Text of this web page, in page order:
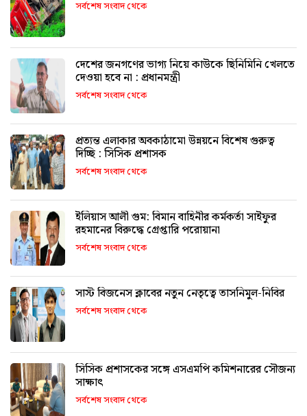
সর্বশেষ সংবাদ থেকে
দেশের জনগণের ভাগ্য নিয়ে কাউকে ছিনিমিনি খেলতে
দেওয়া হবে না : প্রধানমন্ত্রী
সর্বশেষ সংবাদ থেকে
প্রত্যন্ত এলাকার অবকাঠামো উন্নয়নে বিশেষ গুরুত্ব
দিচ্ছি : সিসিক প্রশাসক
সর্বশেষ সংবাদ থেকে
ইলিয়াস আলী গুম: বিমান বাহিনীর কর্মকর্তা সাইফুর
রহমানের বিরুদ্ধে গ্রেপ্তারি পরোয়ানা
সর্বশেষ সংবাদ থেকে
সাস্ট বিজনেস ক্লাবের নতুন নেতৃত্বে তাসনিমুল-নিবির
সর্বশেষ সংবাদ থেকে
সিসিক প্রশাসকের সঙ্গে এসএমপি কমিশনারের সৌজন্য
সাক্ষাৎ
সর্বশেষ সংবাদ থেকে